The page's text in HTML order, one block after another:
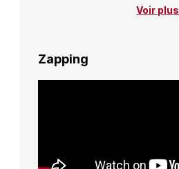
Voir plus
Zapping